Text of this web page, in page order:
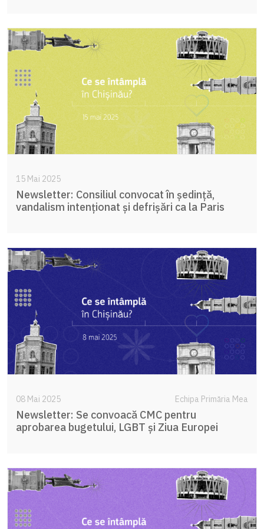
15 Mai 2025
Newsletter: Consiliul convocat în ședință,
vandalism intenționat și defrișări ca la Paris
08 Mai 2025 Echipa Primăria Mea
Newsletter: Se convoacă CMC pentru
aprobarea bugetului, LGBT și Ziua Europei